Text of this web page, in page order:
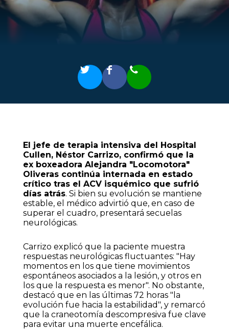
El jefe de terapia intensiva del Hospital
Cullen, Néstor Carrizo, confirmó que la
ex boxeadora Alejandra "Locomotora"
Oliveras continúa internada en estado
crítico tras el ACV isquémico que sufrió
días atrás. Si bien su evolución se mantiene
estable, el médico advirtió que, en caso de
superar el cuadro, presentará secuelas
neurológicas.
Carrizo explicó que la paciente muestra
respuestas neurológicas fluctuantes: "Hay
momentos en los que tiene movimientos
espontáneos asociados a la lesión, y otros en
los que la respuesta es menor". No obstante,
destacó que en las últimas 72 horas "la
evolución fue hacia la estabilidad", y remarcó
que la craneotomía descompresiva fue clave
para evitar una muerte encefálica.